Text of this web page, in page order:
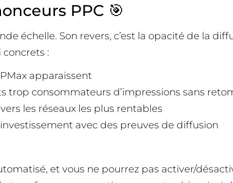
PPC 🎯
échelle. Son revers, c’est la opacité de la
:
apparaissent
trop consommateurs d’impressions sans
les réseaux les plus rentables
avec des preuves de diffusion
et vous ne pourrez pas activer/